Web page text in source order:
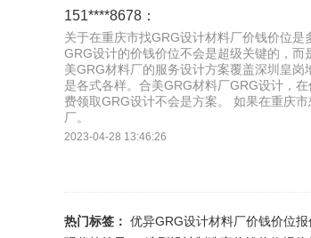
151****8678：
关于在重庆市找GRG设计材料厂价钱价位
GRG设计的价钱价位不会是超级关键的，
美GRG材料厂的服务设计方案覆盖深圳皇
是各式各样。合美GRG材料厂GRG设计，
费领取GRG设计不会是方案。 如果在重庆
厂。
2023-04-28 13:46:26
热门标签： 优异GRG设计材料厂价钱价位报